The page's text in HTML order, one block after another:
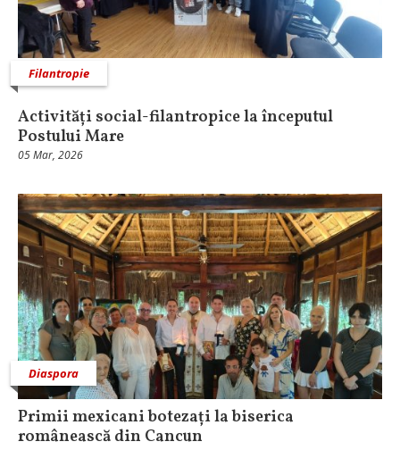
Filantropie
Activități social-filantropice la începutul
Postului Mare
05 Mar, 2026
Diaspora
Primii mexicani botezați la biserica
românească din Cancun